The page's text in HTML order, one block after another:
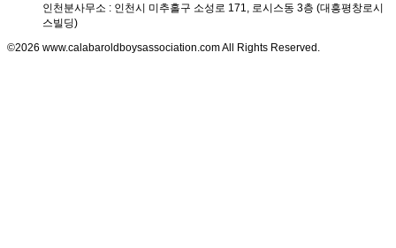
인천분사무소 : 인천시 미추홀구 소성로 171, 로시스동 3층 (대흥평창로시
스빌딩)
©2026 www.calabaroldboysassociation.com All Rights Reserved.